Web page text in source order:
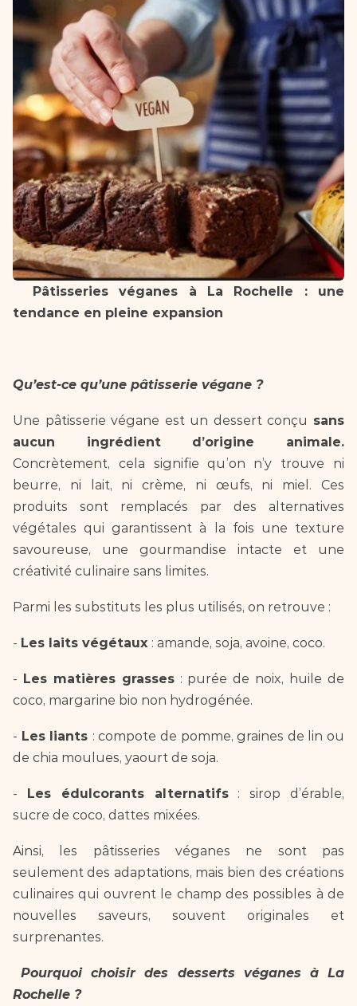
Pâtisseries véganes à La Rochelle : une
tendance en pleine expansion
Qu’est-ce qu’une pâtisserie végane ?
Une pâtisserie végane est un dessert conçu sans
Concrètement, cela signifie qu’on n’y trouve ni
beurre, ni lait, ni crème, ni œufs, ni miel. Ces
produits sont remplacés par des alternatives
végétales qui garantissent à la fois une texture
savoureuse, une gourmandise intacte et une
créativité culinaire sans limites.
Parmi les substituts les plus utilisés, on retrouve :
- Les laits végétaux : amande, soja, avoine, coco.
- Les matières grasses : purée de noix, huile de
coco, margarine bio non hydrogénée.
- Les liants : compote de pomme, graines de lin ou
de chia moulues, yaourt de soja.
- Les édulcorants alternatifs : sirop d’érable,
sucre de coco, dattes mixées.
Ainsi, les pâtisseries véganes ne sont pas
seulement des adaptations, mais bien des créations
culinaires qui ouvrent le champ des possibles à de
nouvelles saveurs, souvent originales et
surprenantes.
Pourquoi choisir des desserts véganes à La
Rochelle ?